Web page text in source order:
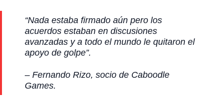
“Nada estaba firmado aún pero los
acuerdos estaban en discusiones
avanzadas y a todo el mundo le quitaron el
apoyo de golpe”.
– Fernando Rizo, socio de Caboodle
Games.